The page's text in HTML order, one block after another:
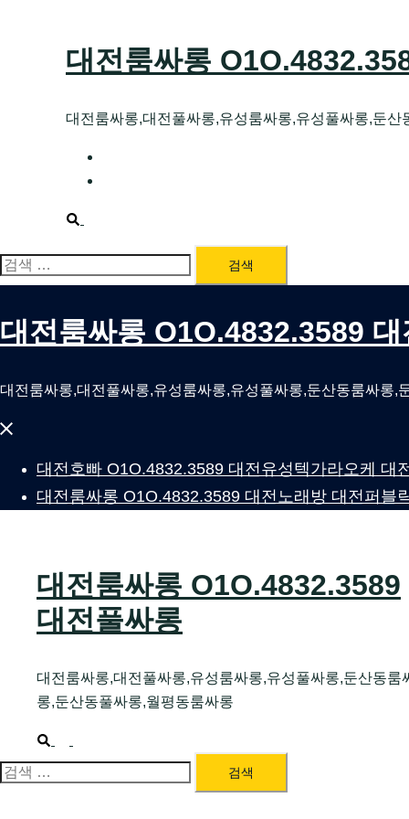
대전룸싸롱
대전룸싸롱,대전풀싸롱,유성룸싸롱,유성풀싸롱,둔
Search
검
색:
대전룸싸롱 O1O.4832.3589
대전룸싸롱,대전풀싸롱,유성룸싸롱,유성풀싸롱,둔산동룸싸롱,
Close
대전호빠 O1O.4832.3589 대전유성텍가라오케 대
대전룸싸롱 O1O.4832.3589 대전노래방 대전퍼블
대전룸싸롱 O1O.4832.3589
대전풀싸롱
대전룸싸롱,대전풀싸롱,유성룸싸롱,유성풀싸롱,둔산동룸
롱,둔산동풀싸롱,월평동룸싸롱
Search
menu
검